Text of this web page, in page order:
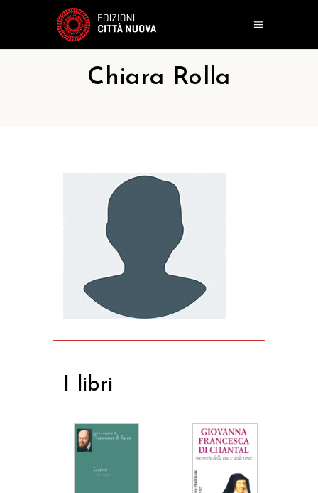
Chiara Rolla
I libri